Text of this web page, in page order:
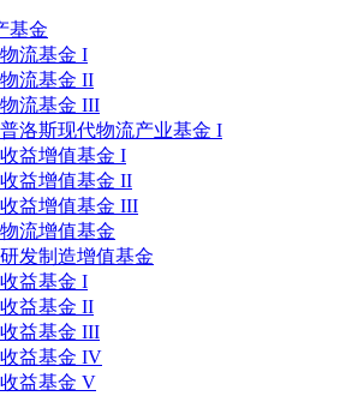
基金
流基金 I
流基金 II
流基金 III
洛斯现代物流产业基金 I
益增值基金 I
益增值基金 II
益增值基金 III
流增值基金
发制造增值基金
益基金 I
益基金 II
益基金 III
益基金 IV
益基金 V